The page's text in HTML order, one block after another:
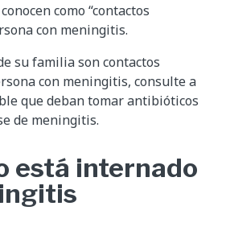
como “contactos
con meningitis.
su familia son contactos
con meningitis, consulte a
que deban tomar antibióticos
de meningitis.
está internado